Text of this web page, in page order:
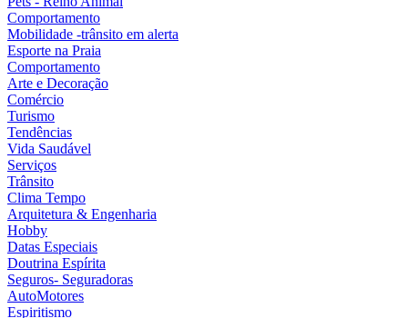
Comportamento
Mobilidade -trânsito em alerta
Esporte na Praia
Comportamento
Arte e Decoração
Comércio
Turismo
Tendências
Vida Saudável
Serviços
Trânsito
Clima Tempo
Arquitetura & Engenharia
Hobby
Datas Especiais
Doutrina Espírita
Seguros- Seguradoras
AutoMotores
Espiritismo